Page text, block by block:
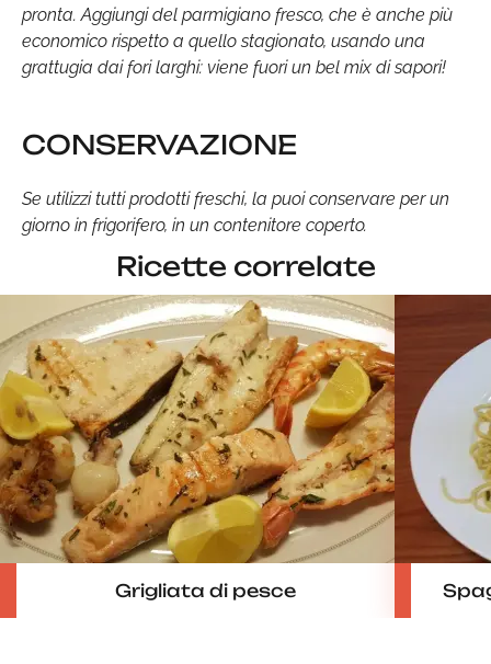
pronta. Aggiungi del parmigiano fresco, che è anche più
economico rispetto a quello stagionato, usando una
grattugia dai fori larghi: viene fuori un bel mix di sapori!
CONSERVAZIONE
Se utilizzi tutti prodotti freschi, la puoi conservare per un
giorno in frigorifero, in un contenitore coperto.
Ricette correlate
Grigliata di pesce